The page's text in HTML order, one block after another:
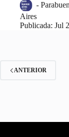
-
Aires
Publicada: Jul
ANTERIOR